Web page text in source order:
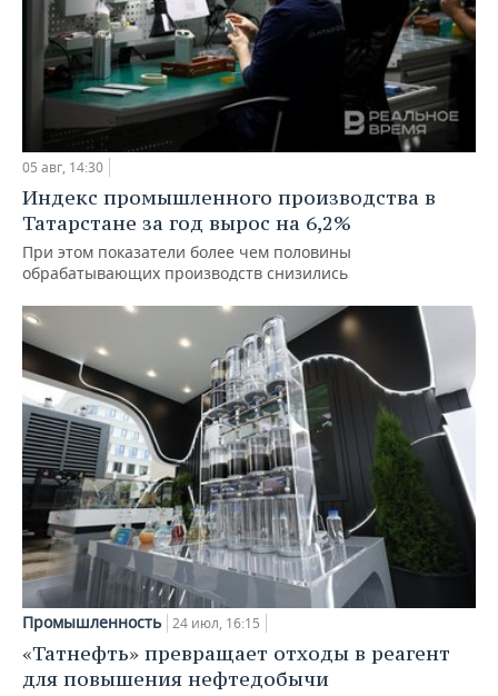
05 авг, 14:30
Индекс промышленного производства в
Татарстане за год вырос на 6,2%
При этом показатели более чем половины
обрабатывающих производств снизились
Промышленность 24 июл, 16:15
«Татнефть» превращает отходы в реагент
для повышения нефтедобычи